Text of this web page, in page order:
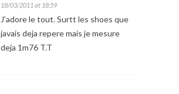
18/03/2011 at 18:59
J’adore le tout. Surtt les shoes que
javais deja repere mais je mesure
deja 1m76 T.T